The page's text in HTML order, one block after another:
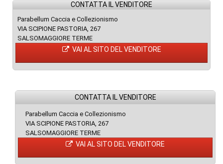
CONTATTA IL VENDITORE
Parabellum Caccia e Collezionismo
VIA SCIPIONE PASTORIA, 267
SALSOMAGGIORE TERME
VAI AL SITO DEL VENDITORE
CONTATTA IL VENDITORE
Parabellum Caccia e Collezionismo
VIA SCIPIONE PASTORIA, 267
SALSOMAGGIORE TERME
VAI AL SITO DEL VENDITORE